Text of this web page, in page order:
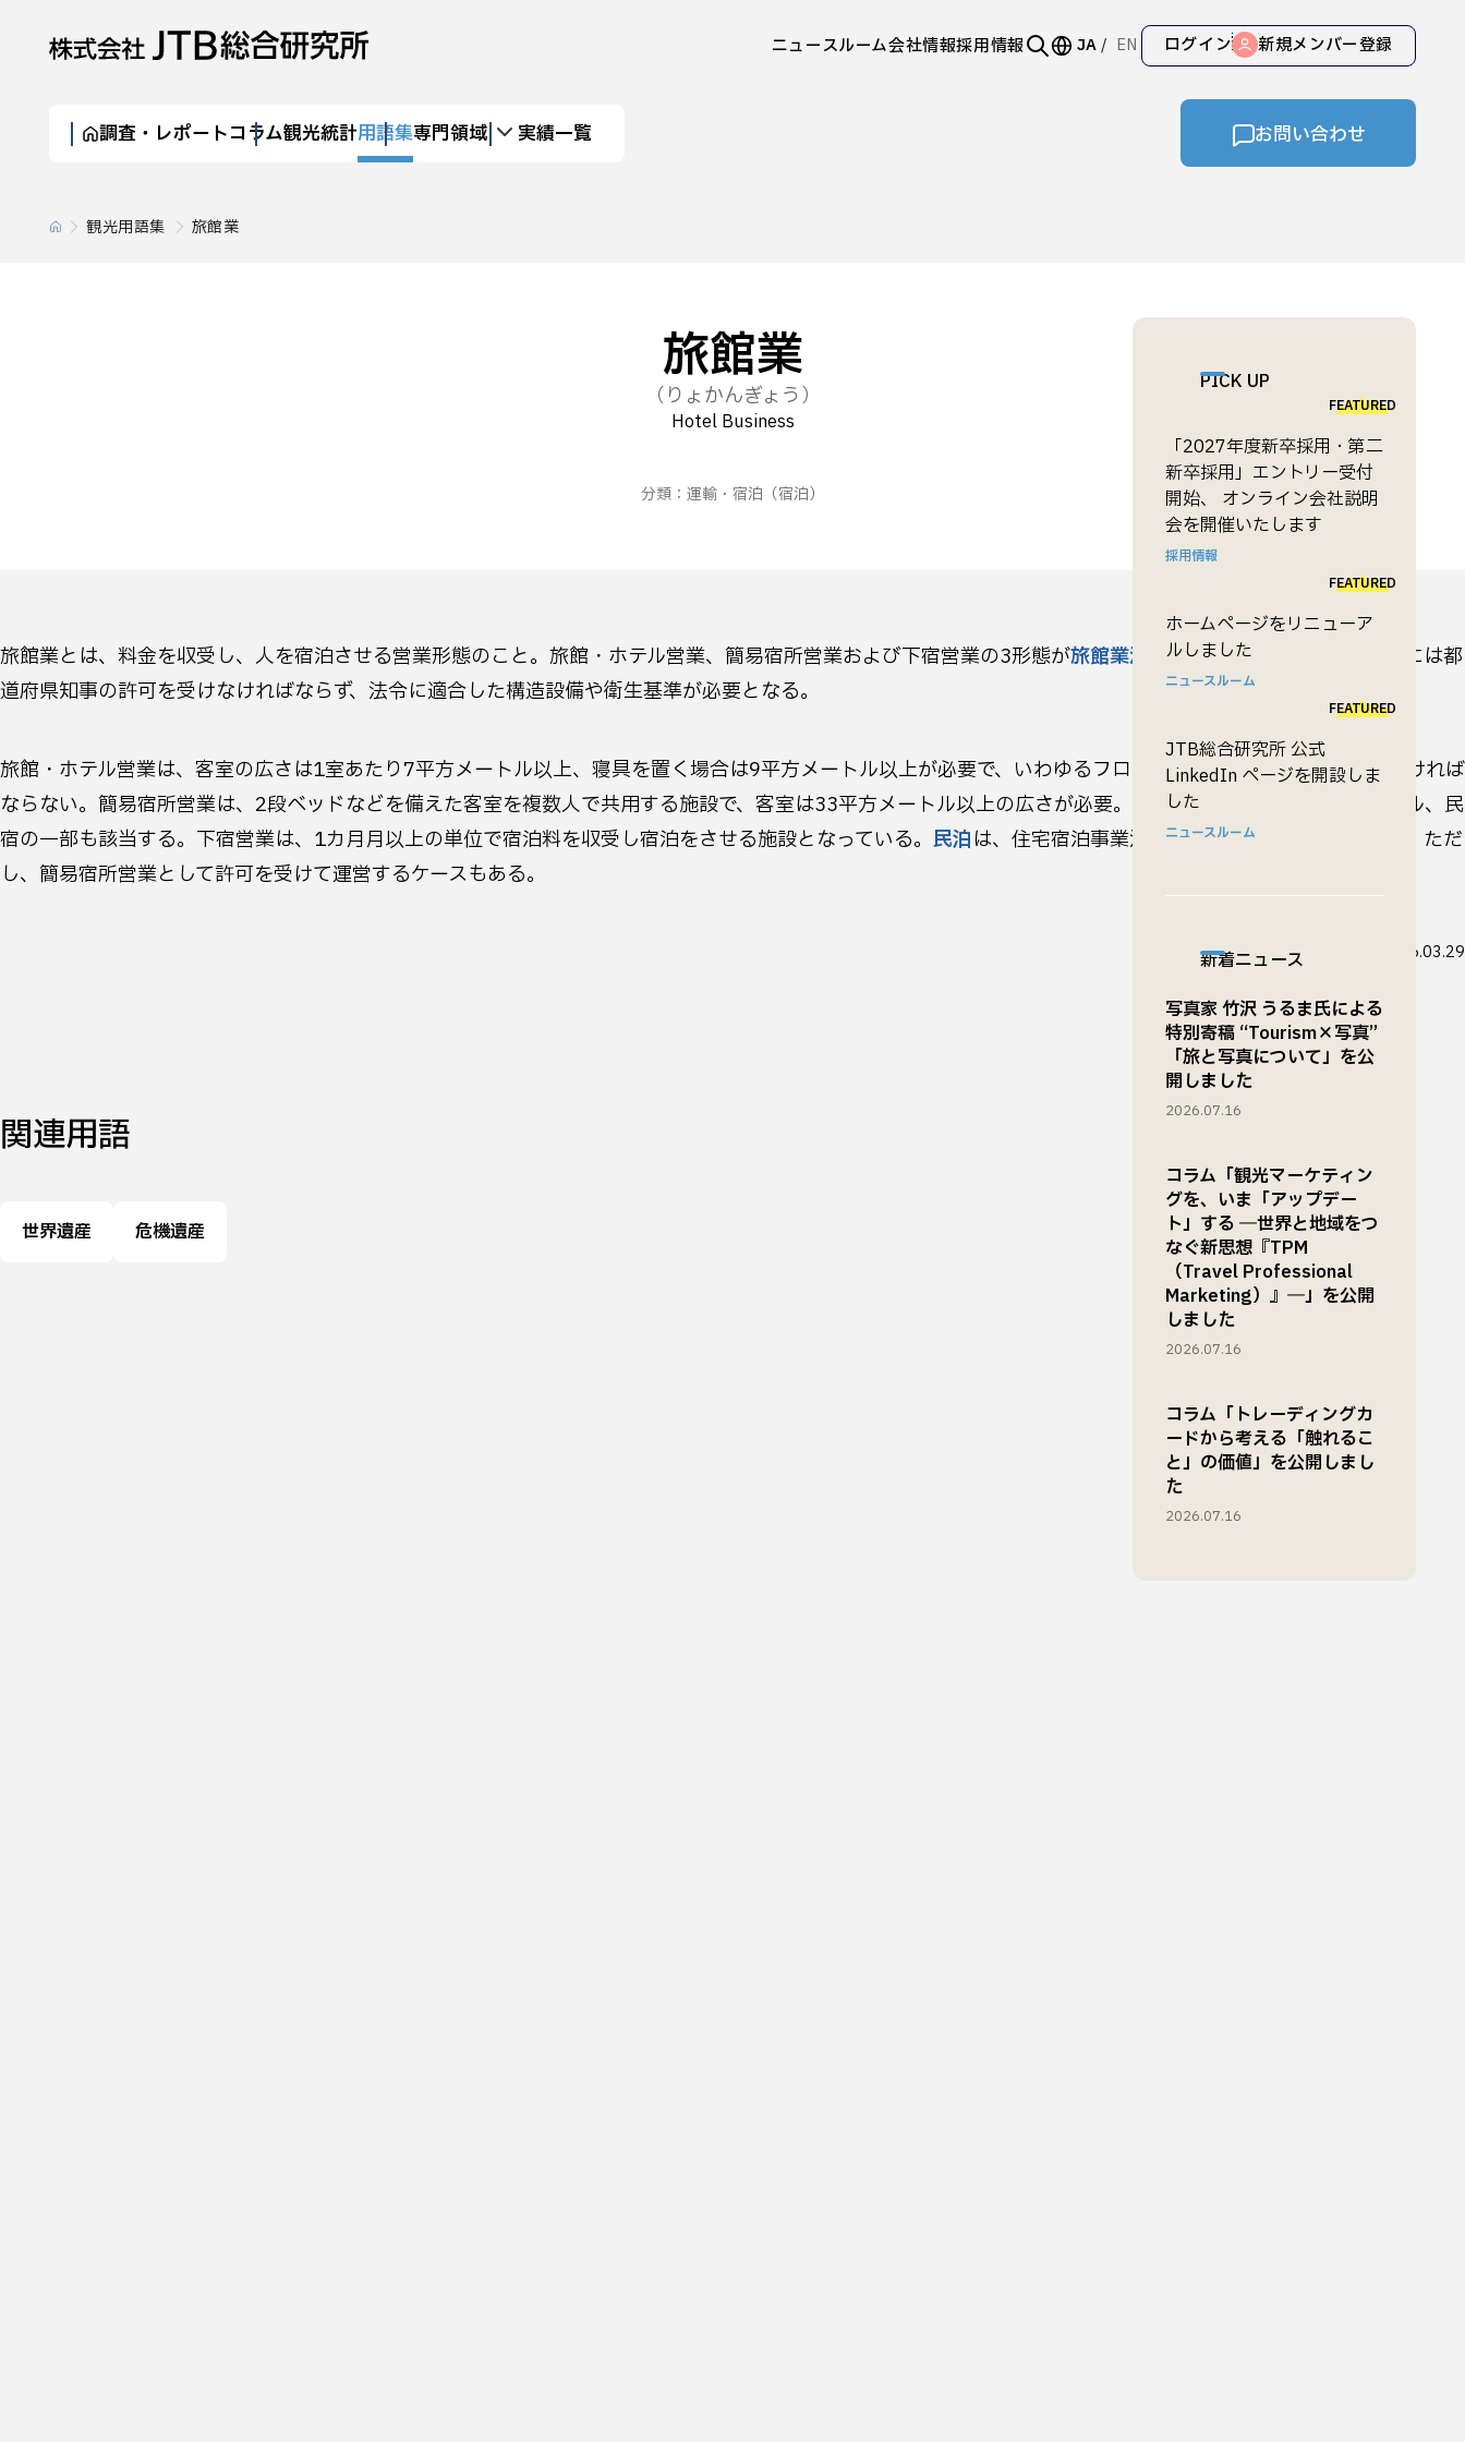
ニュースルーム会社情報採用情報 JA EN ログイン 新規メンバー登録
調査・レポートコラム観光統計用語集専門領域 実績一覧 お問い合わせ
観光用語集 旅館業
旅館業
（りょかんぎょう）
Hotel Business
分類： 運輸・宿泊 （宿泊）
旅館業とは、料金を収受し、人を宿泊させる営業形態のこと。旅館・ホテル営業、簡易宿所営業および下宿営業の3形態が旅館業法
に定められている。業を営むには都
道府県知事の許可を受けなければならず、法令に適合した構造設備や衛生基準が必要となる。
旅館・ホテル営業は、客室の広さは1室あたり7平方メートル以上、寝具を置く場合は9平方メートル以上が必要で、いわゆるフロントを設置し宿泊名簿を備えなければ
ならない。簡易宿所営業は、2段ベッドなどを備えた客室を複数人で共用する施設で、客室は33平方メートル以上の広さが必要。スポーツ合宿所、カプセルホテル、民
宿の一部も該当する。下宿営業は、1カ月月以上の単位で宿泊料を収受し宿泊をさせる施設となっている。 民泊は、住宅宿泊事業法に基づく届出制が基本となる。ただ
し、簡易宿所営業として許可を受けて運営するケースもある。
2016.03.29
関連用語
世界遺産 危機遺産
PICK UP
FEATURED
「2027年度新卒採用・第二
新卒採用」エントリー受付
開始、 オンライン会社説明
会を開催いたします
採用情報
FEATURED
ホームページをリニューア
ルしました
ニュースルーム
FEATURED
JTB総合研究所 公式
LinkedIn ページを開設しま
した
ニュースルーム
新着ニュース
写真家 竹沢 うるま氏による
特別寄稿 “Tourism×写真”
「旅と写真について」を公
開しました
2026.07.16
コラム「観光マーケティン
グを、いま「アップデー
ト」する ―世界と地域をつ
なぐ新思想『TPM
（Travel Professional
Marketing）』―」を公開
しました
2026.07.16
コラム「トレーディングカ
ードから考える「触れるこ
と」の価値」を公開しまし
た
2026.07.16